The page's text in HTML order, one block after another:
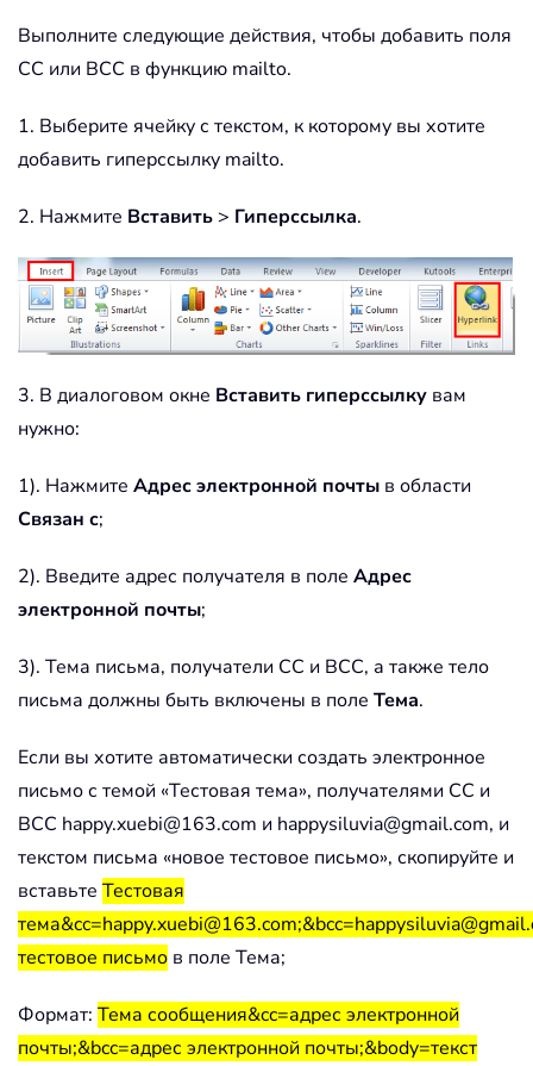
Выполните следующие действия, чтобы добавить поля
CC или BCC в функцию mailto.
1. Выберите ячейку с текстом, к которому вы хотите
добавить гиперссылку mailto.
2. Нажмите Вставить > Гиперссылка.
3. В диалоговом окне Вставить гиперссылку вам
нужно:
1). Нажмите Адрес электронной почты в области
Связан с;
2). Введите адрес получателя в поле Адрес
электронной почты;
3). Тема письма, получатели CC и BCC, а также тело
письма должны быть включены в поле Тема.
Если вы хотите автоматически создать электронное
письмо с темой «Тестовая тема», получателями CC и
BCC happy.xuebi@163.com и happysiluvia@gmail.com, и
текстом письма «новое тестовое письмо», скопируйте и
вставьте Тестовая
тестовое письмо в поле Тема;
Формат: Тема сообщения&cc=адрес электронной
почты;&bcc=адрес электронной почты;&body=текст